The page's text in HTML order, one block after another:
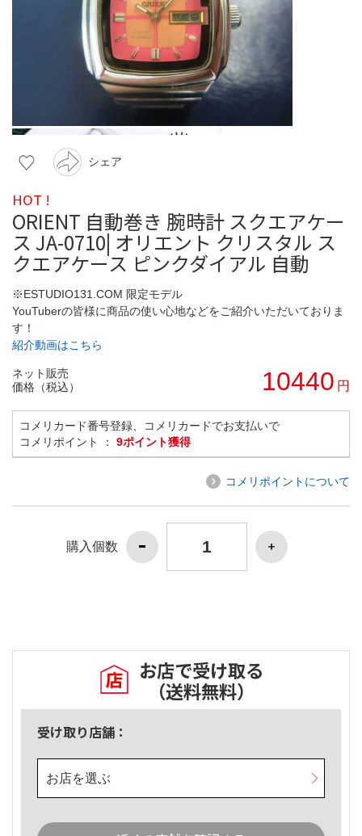
シェア
HOT !
ORIENT 自動巻き 腕時計 スクエアケー
ス JA-0710| オリエント クリスタル ス
クエアケース ピンクダイアル 自動
※ESTUDIO131.COM 限定モデル
YouTuberの皆様に商品の使い心地などをご紹介いただいておりま
す！
紹介動画はこちら
ネット販売
価格（税込）
10440 円
コメリカード番号登録、コメリカードでお支払いで
コメリポイント ： 9ポイント獲得
コメリポイントについて
購入個数
お店で受け取る
（送料無料）
受け取り店舗：
お店を選ぶ